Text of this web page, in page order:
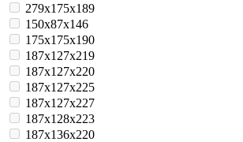
279x175x189
150x87x146
175x175x190
187x127x219
187x127x220
187x127x225
187x127x227
187x128x223
187x136x220